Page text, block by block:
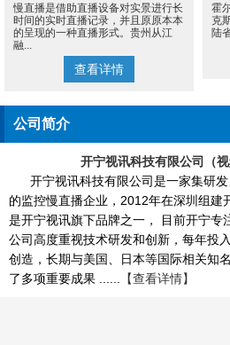
直播设备案例
慢直播是借助直播设备对实景进行长
时间的实时直播记录，并且原原本本
的呈现的一种直播形式。贵州从江
融...
查看详情
霍
克
陆
公司简介
开宁视讯科技有限公司（视
开宁视讯科技有限公司是一家集研
的监控慢直播企业，2012年在深圳组建
是开宁视讯旗下品牌之一， 目前开宁专
公司高度重视技术研发和创新，每年投
创造，长期与美国、日本等国际相关知
了多项重要成果 ......
【查看详情】